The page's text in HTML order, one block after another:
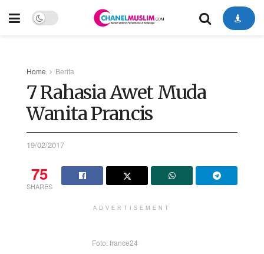
Home Berita
7 Rahasia Awet Muda
Wanita Prancis
19/02/2017
75
SHARES
ADVERTISEMENT
Foto: france24